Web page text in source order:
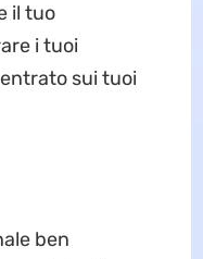
il tuo
i tuoi
sui tuoi
ben